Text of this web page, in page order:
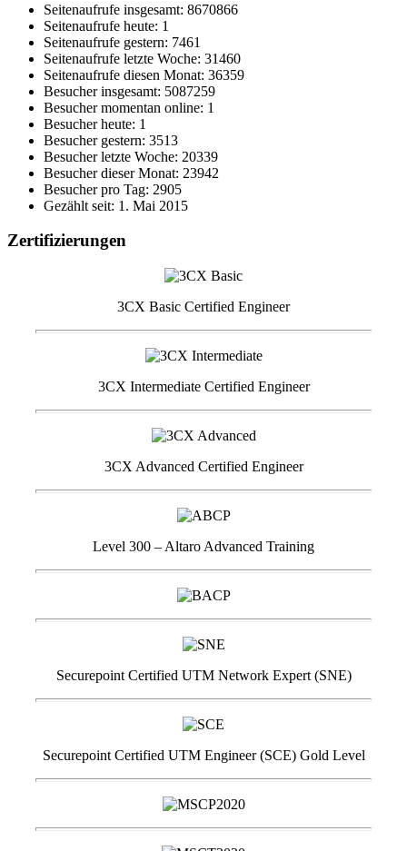
Seitenaufrufe insgesamt: 8670866
Seitenaufrufe heute: 1
Seitenaufrufe gestern: 7461
Seitenaufrufe letzte Woche: 31460
Seitenaufrufe diesen Monat: 36359
Besucher insgesamt: 5087259
Besucher momentan online: 1
Besucher heute: 1
Besucher gestern: 3513
Besucher letzte Woche: 20339
Besucher dieser Monat: 23942
Besucher pro Tag: 2905
Gezählt seit: 1. Mai 2015
Zertifizierungen
3CX Basic Certified Engineer
3CX Intermediate Certified Engineer
3CX Advanced Certified Engineer
Level 300 – Altaro Advanced Training
Securepoint Certified UTM Network Expert (SNE)
Securepoint Certified UTM Engineer (SCE) Gold Level